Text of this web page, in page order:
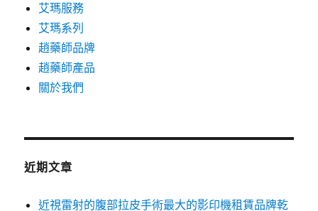
艾瑪服務
艾瑪系列
趙藥師品牌
趙藥師產品
關於我們
近期文章
近視雷射的腹部拉皮手術最大的影印機租賃品牌乾